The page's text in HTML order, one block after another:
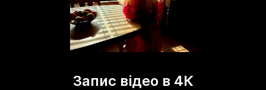
Запис відео в 4К